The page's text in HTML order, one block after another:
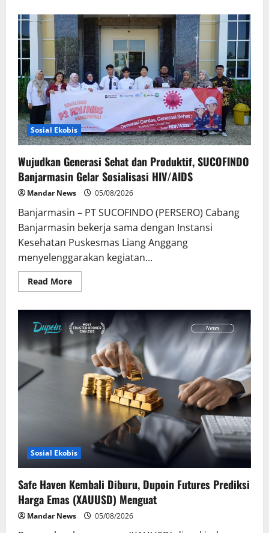
Kedai
Kopi
Meningkat,
Sistem
POS
Bantu
Tingkatkan
Efisiensi
Operasional
Sosial Ekobis
Wujudkan Generasi Sehat dan Produktif, SUCOFINDO
Banjarmasin Gelar Sosialisasi HIV/AIDS
Mandar News 05/08/2026
Banjarmasin – PT SUCOFINDO (PERSERO) Cabang
Banjarmasin bekerja sama dengan Instansi
Kesehatan Puskesmas Liang Anggang
menyelenggarakan kegiatan...
Read MoreRead
more
Generasi
Sehat
dan
Produktif,
SUCOFINDO
Banjarmasin
Gelar
Sosialisasi
HIV/AIDS
Sosial Ekobis
Safe Haven Kembali Diburu, Dupoin Futures Prediksi
Harga Emas (XAUUSD) Menguat
Mandar News 05/08/2026